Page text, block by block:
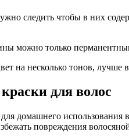
следить чтобы в них
можно только
на несколько тонов, лучше
для волос
домашнего
повреждения